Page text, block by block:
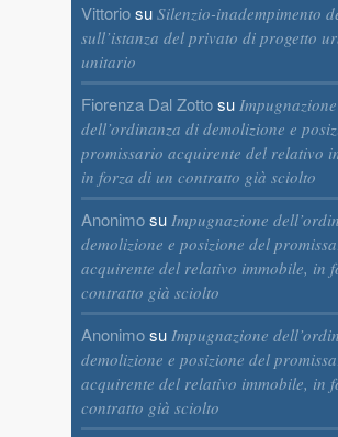
Vittoriosu Silenzio-inadempimento
sull’istanza del privato di progetto
unitario
Fiorenza Dal Zottosu Impugnazione
dell’ordinanza di demolizione e
promissario acquirente del relativo
in forza di un contratto già sciolto
Anonimosu Impugnazione
demolizione e posizione del
acquirente del relativo immobile, in
contratto già sciolto
Anonimosu Impugnazione
demolizione e posizione del
acquirente del relativo immobile, in
contratto già sciolto